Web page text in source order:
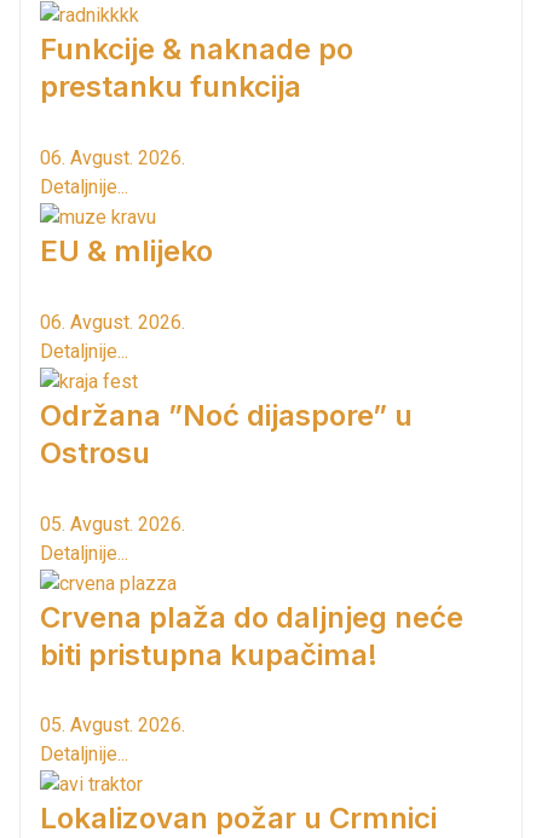
Funkcije & naknade po
prestanku funkcija
06. Avgust. 2026.
Detaljnije...
EU & mlijeko
06. Avgust. 2026.
Detaljnije...
Održana ”Noć dijaspore” u
Ostrosu
05. Avgust. 2026.
Detaljnije...
Crvena plaža do daljnjeg neće
biti pristupna kupačima!
05. Avgust. 2026.
Detaljnije...
Lokalizovan požar u Crmnici